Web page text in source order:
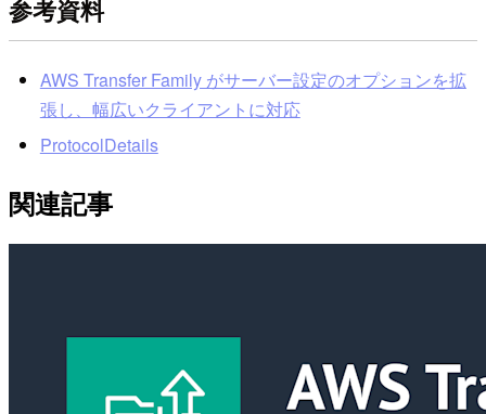
参考資料
AWS Transfer Family がサーバー設定のオプションを拡
張し、幅広いクライアントに対応
ProtocolDetails
関連記事